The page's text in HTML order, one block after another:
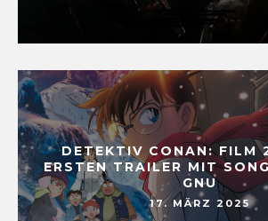
DETEKTIV CONAN: FILM
ERSTEN TRAILER MIT
GNU
17. MÄRZ 2025